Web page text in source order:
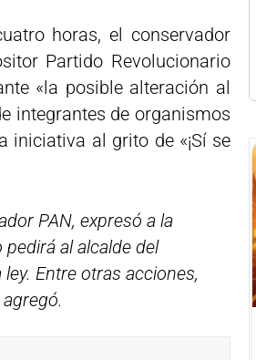
horas, el conservador
Partido Revolucionario
«la posible alteración al
integrantes de organismos
iniciativa al grito de «¡Sí se
PAN, expresó a la
al alcalde del
Entre otras acciones,